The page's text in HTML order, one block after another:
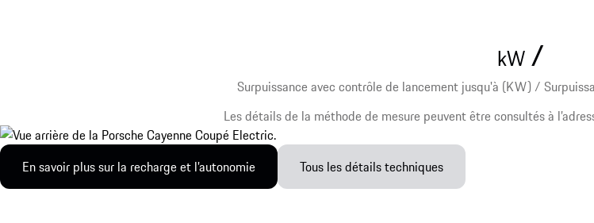
Surpuissance avec contrôle de lancement jusqu'à (KW) /
Les détails de la méthode de mesure peuvent être consultés à
kW /
En savoir plus sur la recharge et l’autonomie Tous les détails techniques